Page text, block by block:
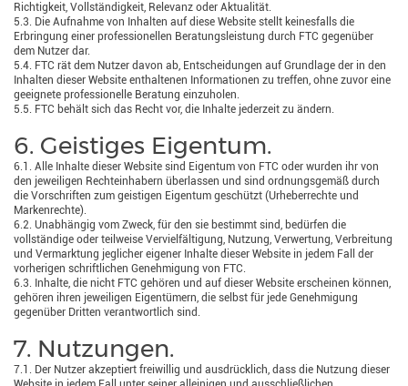
Richtigkeit, Vollständigkeit, Relevanz oder Aktualität.
5.3. Die Aufnahme von Inhalten auf diese Website stellt keinesfalls die
Erbringung einer professionellen Beratungsleistung durch FTC gegenüber
dem Nutzer dar.
5.4. FTC rät dem Nutzer davon ab, Entscheidungen auf Grundlage der in den
Inhalten dieser Website enthaltenen Informationen zu treffen, ohne zuvor eine
geeignete professionelle Beratung einzuholen.
5.5. FTC behält sich das Recht vor, die Inhalte jederzeit zu ändern.
6. Geistiges Eigentum.
6.1. Alle Inhalte dieser Website sind Eigentum von FTC oder wurden ihr von
den jeweiligen Rechteinhabern überlassen und sind ordnungsgemäß durch
die Vorschriften zum geistigen Eigentum geschützt (Urheberrechte und
Markenrechte).
6.2. Unabhängig vom Zweck, für den sie bestimmt sind, bedürfen die
vollständige oder teilweise Vervielfältigung, Nutzung, Verwertung, Verbreitung
und Vermarktung jeglicher eigener Inhalte dieser Website in jedem Fall der
vorherigen schriftlichen Genehmigung von FTC.
6.3. Inhalte, die nicht FTC gehören und auf dieser Website erscheinen können,
gehören ihren jeweiligen Eigentümern, die selbst für jede Genehmigung
gegenüber Dritten verantwortlich sind.
7. Nutzungen.
7.1. Der Nutzer akzeptiert freiwillig und ausdrücklich, dass die Nutzung dieser